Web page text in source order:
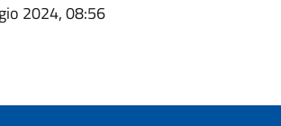
2024, 08:56